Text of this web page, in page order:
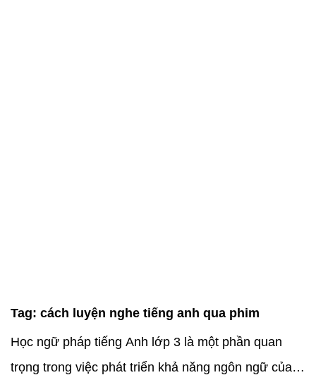
Tag: cách luyện nghe tiếng anh qua phim
Học ngữ pháp tiếng Anh lớp 3 là một phần quan
trọng trong việc phát triển khả năng ngôn ngữ của